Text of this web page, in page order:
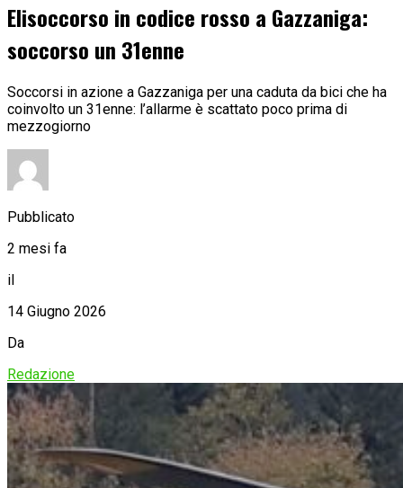
Elisoccorso in codice rosso a Gazzaniga:
soccorso un 31enne
Soccorsi in azione a Gazzaniga per una caduta da bici che ha
coinvolto un 31enne: l’allarme è scattato poco prima di
mezzogiorno
Pubblicato
2 mesi fa
il
14 Giugno 2026
Da
Redazione